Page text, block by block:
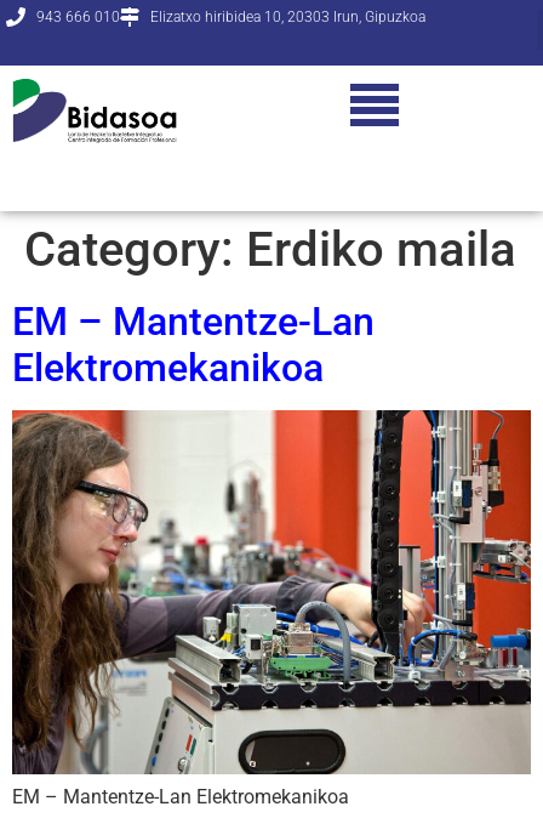
943 666 010 Elizatxo hiribidea 10, 20303 Irun, Gipuzkoa
Category: Erdiko maila
EM – Mantentze-Lan
Elektromekanikoa
EM – Mantentze-Lan Elektromekanikoa